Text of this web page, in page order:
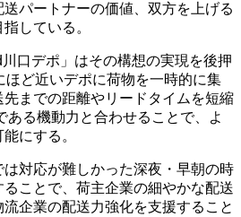
パートナーの価値、双方を上げる
している。
口デポ」はその構想の実現を後押
ほど近いデポに荷物を一時的に集
までの距離やリードタイムを短縮
ある機動力と合わせることで、よ
にする。
対応が難しかった深夜・早朝の時
ことで、荷主企業の細やかな配送
企業の配送力強化を支援すること